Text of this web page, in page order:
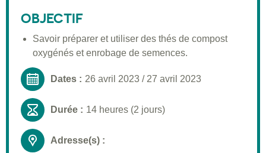
Pré-requis
Validation
Informations pratiques
OBJECTIF
Savoir préparer et utiliser des thés de compost
oxygénés et enrobage de semences.
Dates : 26 avril 2023 / 27 avril 2023
Durée : 14 heures (2 jours)
Adresse(s) :